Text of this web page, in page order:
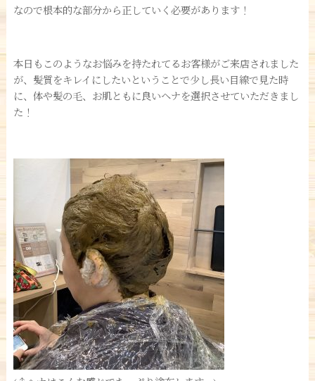
なので根本的な部分から正していく必要があります！
本日もこのようなお悩みを持たれてるお客様がご来店されました
が、髪質をキレイにしたいということで少し長い目線で見た時
に、体や髪の毛、お肌ともに良いヘナを選択させていただきまし
た！